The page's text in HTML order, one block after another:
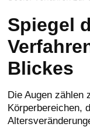
Spiegel
Blickes
Die Augen zählen
Körperbereichen,